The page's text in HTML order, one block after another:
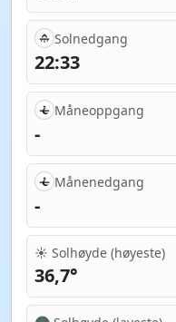
Solnedgang
22:33
Måneoppgang
-
Månenedgang
-
☀️ Solhøyde (høyeste)
36,7°